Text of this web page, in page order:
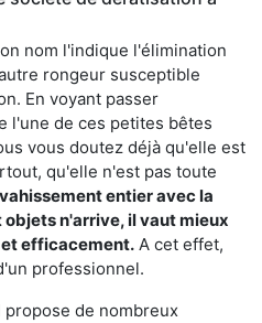
nom l'indique l'élimination
rongeur susceptible
En voyant passer
l'une de ces petites bêtes
vous doutez déjà qu'elle est
qu'elle n'est pas toute
entier avec la
n'arrive, il vaut mieux
efficacement. A cet effet,
professionnel.
de nombreux